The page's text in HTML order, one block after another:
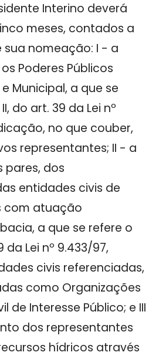
Interino deverá
meses, contados a
nomeação: I - a
Poderes Públicos
Municipal, a que se
do art. 39 da Lei nº
no que couber,
representantes; II - a
pares, dos
entidades civis de
com atuação
a que se refere o
Lei nº 9.433/97,
civis referenciadas,
como Organizações
de Interesse Público; e III
dos representantes
hídricos através